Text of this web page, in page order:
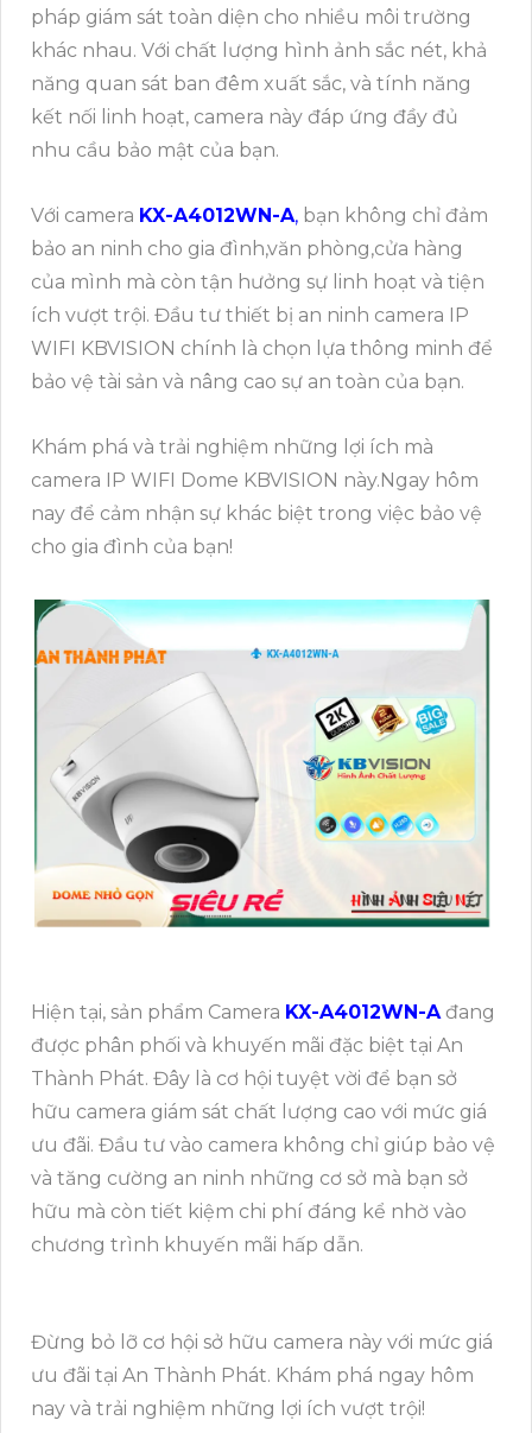
pháp giám sát toàn diện cho nhiều môi trường
khác nhau. Với chất lượng hình ảnh sắc nét, khả
năng quan sát ban đêm xuất sắc, và tính năng
kết nối linh hoạt, camera này đáp ứng đầy đủ
nhu cầu bảo mật của bạn.
Với camera KX-A4012WN-A, bạn không chỉ đảm
bảo an ninh cho gia đình,văn phòng,cửa hàng
của mình mà còn tận hưởng sự linh hoạt và tiện
ích vượt trội. Đầu tư thiết bị an ninh camera IP
WIFI KBVISION chính là chọn lựa thông minh để
bảo vệ tài sản và nâng cao sự an toàn của bạn.
Khám phá và trải nghiệm những lợi ích mà
camera IP WIFI Dome KBVISION này.Ngay hôm
nay để cảm nhận sự khác biệt trong việc bảo vệ
cho gia đình của bạn!
Hiện tại, sản phẩm Camera KX-A4012WN-Ađang
được phân phối và khuyến mãi đặc biệt tại An
Thành Phát. Đây là cơ hội tuyệt vời để bạn sở
hữu camera giám sát chất lượng cao với mức giá
ưu đãi. Đầu tư vào camera không chỉ giúp bảo vệ
và tăng cường an ninh những cơ sở mà bạn sở
hữu mà còn tiết kiệm chi phí đáng kể nhờ vào
chương trình khuyến mãi hấp dẫn.
Đừng bỏ lỡ cơ hội sở hữu camera này với mức giá
ưu đãi tại An Thành Phát. Khám phá ngay hôm
nay và trải nghiệm những lợi ích vượt trội!